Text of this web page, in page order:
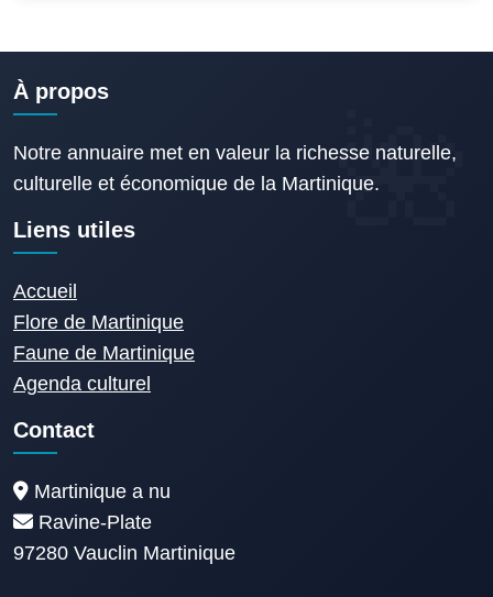
À propos
Notre annuaire met en valeur la richesse naturelle,
culturelle et économique de la Martinique.
Liens utiles
Accueil
Flore de Martinique
Faune de Martinique
Agenda culturel
Contact
Martinique a nu
Ravine-Plate
97280 Vauclin Martinique